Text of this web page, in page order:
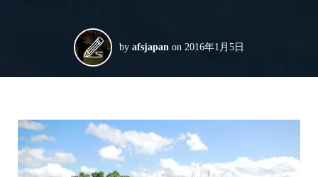
by afsjapan on 2016年1月5日